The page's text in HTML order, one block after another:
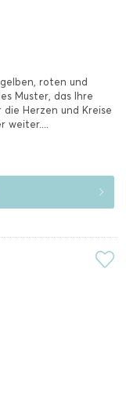
roten und
Muster, das Ihre
Herzen und Kreise